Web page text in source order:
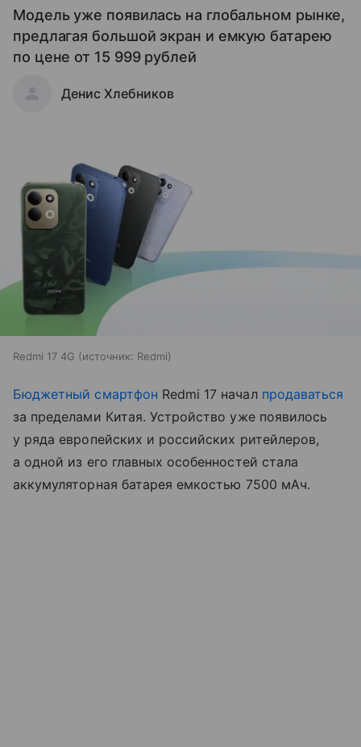
Модель уже появилась на глобальном рынке,
предлагая большой экран и емкую батарею
по цене от 15 999 рублей
Денис Хлебников
Redmi 17 4G источник: Redmi
Бюджетный смартфон Redmi 17 начал продаваться
за пределами Китая. Устройство уже появилось
у ряда европейских и российских ритейлеров,
а одной из его главных особенностей стала
аккумуляторная батарея емкостью 7500 мАч.